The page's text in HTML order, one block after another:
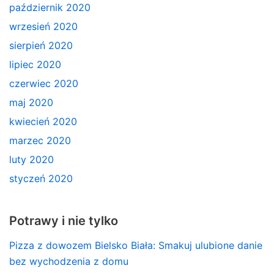
październik 2020
wrzesień 2020
sierpień 2020
lipiec 2020
czerwiec 2020
maj 2020
kwiecień 2020
marzec 2020
luty 2020
styczeń 2020
Potrawy i nie tylko
Pizza z dowozem Bielsko Biała: Smakuj ulubione danie
bez wychodzenia z domu